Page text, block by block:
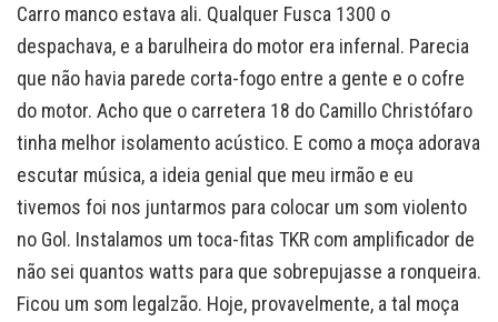
Carro manco estava ali. Qualquer Fusca 1300 o
despachava, e a barulheira do motor era infernal. Parecia
que não havia parede corta-fogo entre a gente e o cofre
do motor. Acho que o carretera 18 do Camillo Christófaro
tinha melhor isolamento acústico. E como a moça adorava
escutar música, a ideia genial que meu irmão e eu
tivemos foi nos juntarmos para colocar um som violento
no Gol. Instalamos um toca-fitas TKR com amplificador de
não sei quantos watts para que sobrepujasse a ronqueira.
Ficou um som legalzão. Hoje, provavelmente, a tal moça